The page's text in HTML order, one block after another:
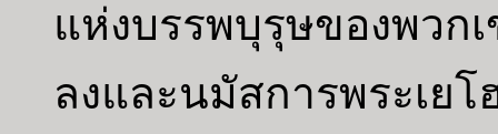
แห่งบรรพบุรุษของพวก
ลงและนมัสการพระ